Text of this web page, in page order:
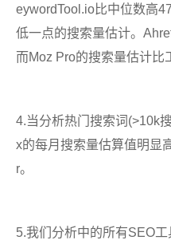
eywordTool.io比中位数高
低一点的搜索量估计。
而Moz Pro的搜索量估计比
4.当分析热门搜索词(>10k
x的每月搜索量估算值明显
r。
5.我们分析中的所有SEO